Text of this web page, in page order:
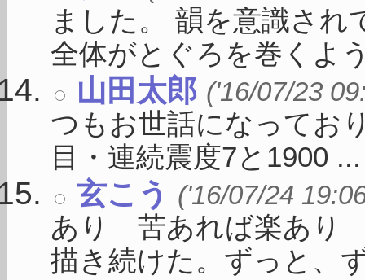
ました。 韻を意識さ
全体がとぐろを巻くよ
山田太郎 ('16/07/23
つもお世話になってお
目・連続震度7と1900 ...
玄こう ('16/07/24
あり 苦あれば楽あ
描き続けた。ずっと、